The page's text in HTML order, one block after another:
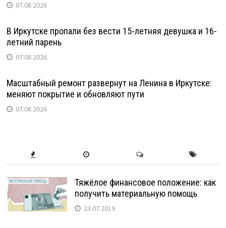
07.08.2026
В Иркутске пропали без вести 15-летняя девушка и 16-
летний парень
07.08.2026
Масштабный ремонт развернут на Ленина в Иркутске:
меняют покрытие и обновляют пути
07.08.2026
Тяжёлое финансовое положение: как
получить материальную помощь
23.07.2019